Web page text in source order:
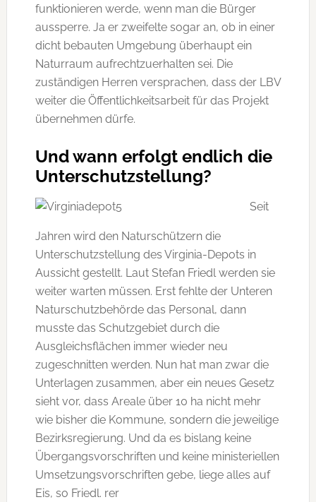
funktionieren werde, wenn man die Bürger
aussperre. Ja er zweifelte sogar an, ob in einer
dicht bebauten Umgebung überhaupt ein
Naturraum aufrechtzuerhalten sei. Die
zuständigen Herren versprachen, dass der LBV
weiter die Öffentlichkeitsarbeit für das Projekt
übernehmen dürfe.
Und wann erfolgt endlich die
Unterschutzstellung?
Seit
Jahren wird den Naturschützern die
Unterschutzstellung des Virginia-Depots in
Aussicht gestellt. Laut Stefan Friedl werden sie
weiter warten müssen. Erst fehlte der Unteren
Naturschutzbehörde das Personal, dann
musste das Schutzgebiet durch die
Ausgleichsflächen immer wieder neu
zugeschnitten werden. Nun hat man zwar die
Unterlagen zusammen, aber ein neues Gesetz
sieht vor, dass Areale über 10 ha nicht mehr
wie bisher die Kommune, sondern die jeweilige
Bezirksregierung. Und da es bislang keine
Übergangsvorschriften und keine ministeriellen
Umsetzungsvorschriften gebe, liege alles auf
Eis, so Friedl. rer